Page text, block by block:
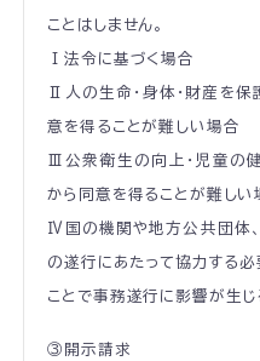
ことはしません。
Ⅰ法令に基づく場合
Ⅱ人の生命・身体・財産を保
意を得ることが難しい場合
Ⅲ公衆衛生の向上・児童の
から同意を得ることが難しい
Ⅳ国の機関や地方公共団体
の遂行にあたって協力する
ことで事務遂行に影響が生
③開示請求